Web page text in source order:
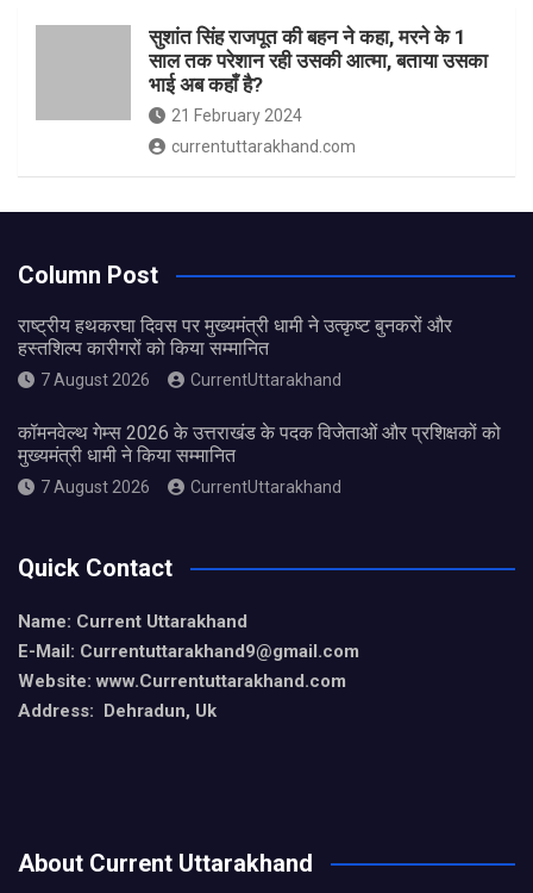
सुशांत सिंह राजपूत की बहन ने कहा, मरने के 1
साल तक परेशान रही उसकी आत्मा, बताया उसका
भाई अब कहाँ है?
21 February 2024
currentuttarakhand.com
Column Post
राष्ट्रीय हथकरघा दिवस पर मुख्यमंत्री धामी ने उत्कृष्ट बुनकरों और
हस्तशिल्प कारीगरों को किया सम्मानित
7 August 2026 CurrentUttarakhand
कॉमनवेल्थ गेम्स 2026 के उत्तराखंड के पदक विजेताओं और प्रशिक्षकों को
मुख्यमंत्री धामी ने किया सम्मानित
7 August 2026 CurrentUttarakhand
Quick Contact
Name: Current Uttarakhand
E-Mail: Currentuttarakhand9@gmail.com
Website: www.Currentuttarakhand.com
Address: Dehradun, Uk
About Current Uttarakhand